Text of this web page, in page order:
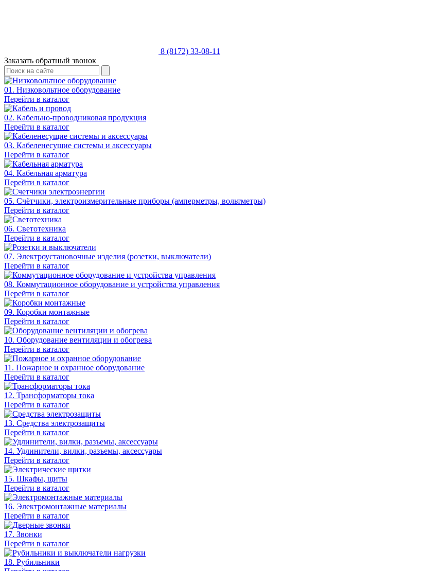
8 (8172) 33-08-11
Заказать обратный звонок
01. Низковольтное оборудование
Перейти в каталог
02. Кабельно-проводниковая продукция
Перейти в каталог
03. Кабеленесущие системы и аксессуары
Перейти в каталог
04. Кабельная арматура
Перейти в каталог
05. Счётчики, электроизмерительные приборы (амперметры, вольтметры)
Перейти в каталог
06. Светотехника
Перейти в каталог
07. Электроустановочные изделия (розетки, выключатели)
Перейти в каталог
08. Коммутационное оборудование и устройства управления
Перейти в каталог
09. Коробки монтажные
Перейти в каталог
10. Оборудование вентиляции и обогрева
Перейти в каталог
11. Пожарное и охранное оборудование
Перейти в каталог
12. Трансформаторы тока
Перейти в каталог
13. Средства электрозащиты
Перейти в каталог
14. Удлинители, вилки, разъемы, аксессуары
Перейти в каталог
15. Шкафы, щиты
Перейти в каталог
16. Электромонтажные материалы
Перейти в каталог
17. Звонки
Перейти в каталог
18. Рубильники